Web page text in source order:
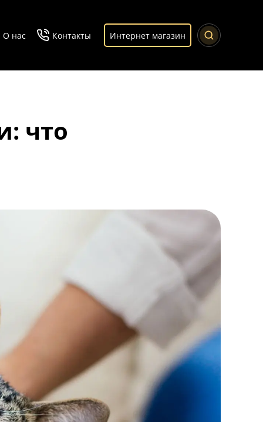
О нас Контакты Интернет магазин
что